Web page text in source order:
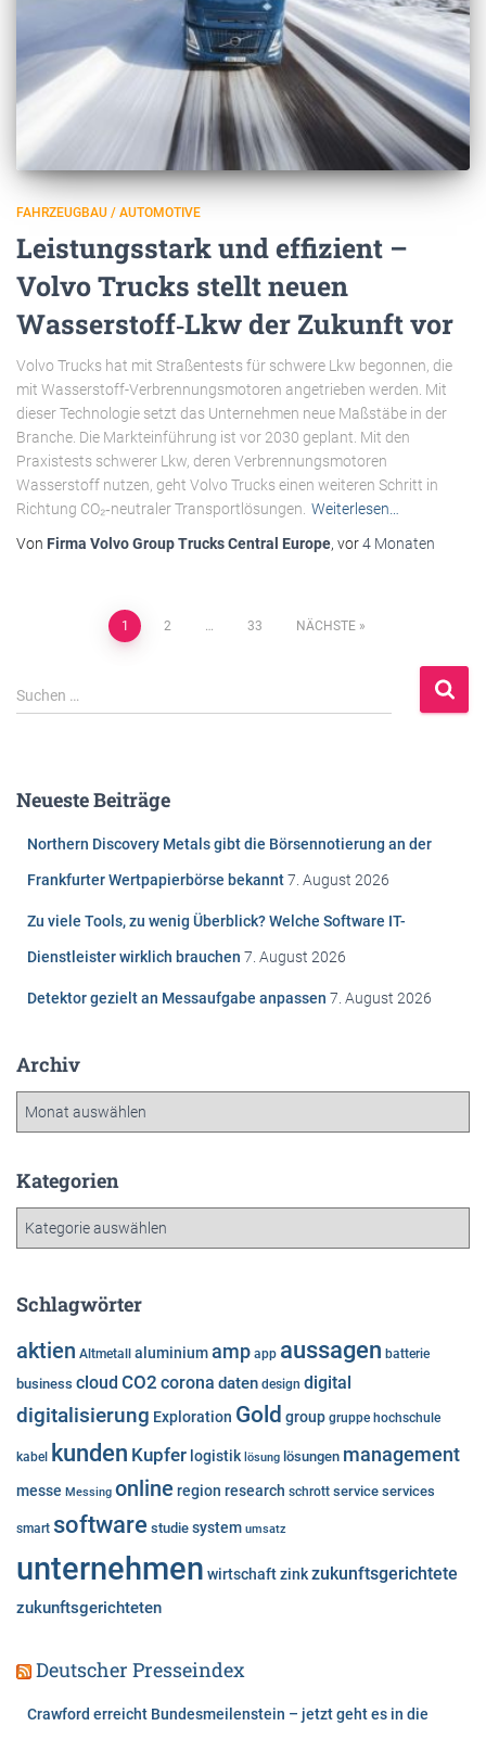
FAHRZEUGBAU / AUTOMOTIVE
Leistungsstark und effizient –
Volvo Trucks stellt neuen
Wasserstoff‑Lkw der Zukunft vor
Volvo Trucks hat mit Straßentests für schwere Lkw begonnen, die
mit Wasserstoff-Verbrennungsmotoren angetrieben werden. Mit
dieser Technologie setzt das Unternehmen neue Maßstäbe in der
Branche. Die Markteinführung ist vor 2030 geplant. Mit den
Praxistests schwerer Lkw, deren Verbrennungsmotoren
Wasserstoff nutzen, geht Volvo Trucks einen weiteren Schritt in
Richtung CO₂‑neutraler Transportlösungen. Weiterlesen…
Von Firma Volvo Group Trucks Central Europe, vor4 Monaten
Beitragsnavigation
1 2 33 NÄCHSTE
S
u
n
Suchen …
Neueste Beiträge
Northern Discovery Metals gibt die Börsennotierung an der
Frankfurter Wertpapierbörse bekannt7. August 2026
Zu viele Tools, zu wenig Überblick? Welche Software IT-
Dienstleister wirklich brauchen 7. August 2026
Detektor gezielt an Messaufgabe anpassen 7. August 2026
Archiv
h
Kategorien
g
r
i
e
Schlagwörter
aktien Altmetall aluminiumamp app aussagen batterie
business cloud CO2 corona daten design digital
digitalisierung Exploration Gold group gruppe hochschule
kabel kunden Kupfer logistik lösung lösungen management
messe Messing online region research schrott service services
smart software studie system umsatz
unternehmen wirtschaftzinkzukunftsgerichtete
zukunftsgerichteten
Deutscher Presseindex
Crawford erreicht Bundesmeilenstein – jetzt geht es in die